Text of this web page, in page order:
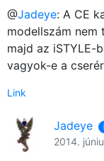
@Jadeye: A CE
modellszám nem
majd az iSTYLE-
vagyok-e a
Link
Jadeye
2014.